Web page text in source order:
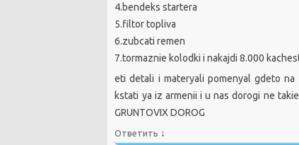
4.bendeks startera
5.filtor topliva
6.zubcati remen
7.tormaznie kolodki i nakajdi 8.000
eti detali i materyali pomenyal gdeto
kstati ya iz armenii i u nas dorogi ne
GRUNTOVIX DOROG
Ответить ↓